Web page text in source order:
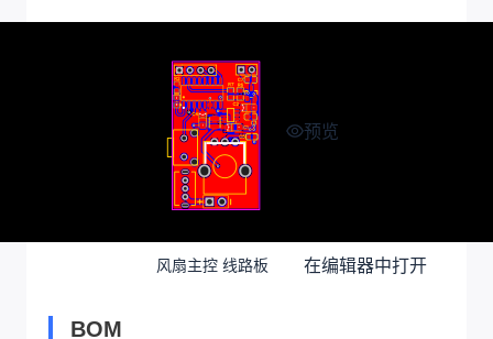
预览
风扇主控 线路板 在编辑器中打开
BOM